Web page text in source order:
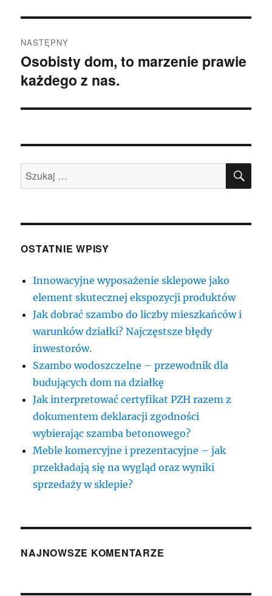
NASTĘPNY
Następny
wpis:
Osobisty dom, to marzenie prawie
każdego z nas.
Szukaj:
OSTATNIE WPISY
Innowacyjne wyposażenie sklepowe jako
element skutecznej ekspozycji produktów
Jak dobrać szambo do liczby mieszkańców i
warunków działki? Najczęstsze błędy
inwestorów.
Szambo wodoszczelne – przewodnik dla
budujących dom na działkę
Jak interpretować certyfikat PZH razem z
dokumentem deklaracji zgodności
wybierając szamba betonowego?
Meble komercyjne i prezentacyjne – jak
przekładają się na wygląd oraz wyniki
sprzedaży w sklepie?
NAJNOWSZE KOMENTARZE